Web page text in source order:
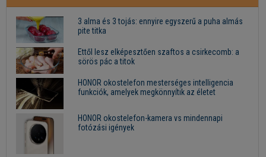
3 alma és 3 tojás: ennyire egyszerű a puha almás
pite titka
Ettől lesz elképesztően szaftos a csirkecomb: a
sörös pác a titok
HONOR okostelefon mesterséges intelligencia
funkciók, amelyek megkönnyítik az életet
HONOR okostelefon-kamera vs mindennapi
fotózási igények